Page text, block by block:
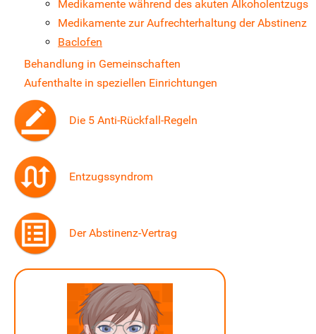
Medikamente während des akuten Alkoholentzugs
Medikamente zur Aufrechterhaltung der Abstinenz
Baclofen
Behandlung in Gemeinschaften
Aufenthalte in speziellen Einrichtungen
Die 5 Anti-Rückfall-Regeln
Entzugssyndrom
Der Abstinenz-Vertrag